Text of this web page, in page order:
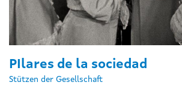
PIlares de la sociedad
Stützen der Gesellschaft